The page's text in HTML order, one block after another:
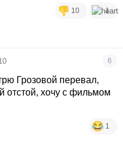
10 1
6
Грозовой перевал,
отстой, хочу с фильмом
1